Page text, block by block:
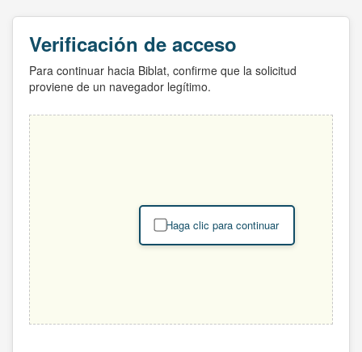
Verificación de acceso
Para continuar hacia Biblat, confirme que la solicitud
proviene de un navegador legítimo.
Haga clic para continuar